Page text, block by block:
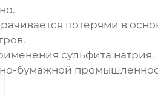
потерями в
сульфита
бумажной